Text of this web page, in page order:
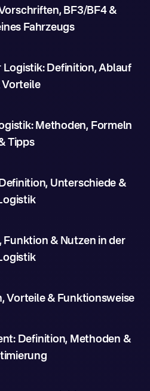
BF3/BF4 &
Fahrzeugs
Logistik: Definition, Ablauf
Vorteile
Methoden, Formeln
Tipps
Unterschiede &
Funktion & Nutzen in der
Vorteile & Funktionsweise
Definition, Methoden &